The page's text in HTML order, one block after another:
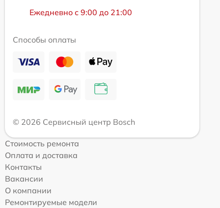
Ежедневно с 9:00 до 21:00
Способы оплаты
© 2026 Сервисный центр Bosch
Стоимость ремонта
Оплата и доставка
Контакты
Вакансии
О компании
Ремонтируемые модели